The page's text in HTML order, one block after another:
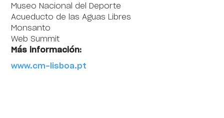
Museo Nacional del Deporte
Acueducto de las Aguas Libres
Monsanto
Web Summit
Más información:
www.cm-lisboa.pt